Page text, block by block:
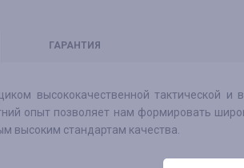
ГАРАНТИЯ
высококачественной тактической
опыт позволяет нам формировать
высоким стандартам качества.